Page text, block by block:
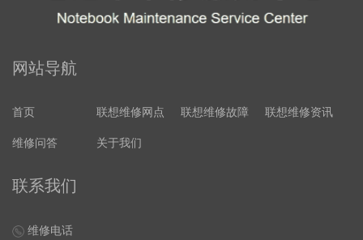
网站导航
首页 联想维修网点 联想维修故障 联想维修资讯
维修问答 关于我们
联系我们
维修电话